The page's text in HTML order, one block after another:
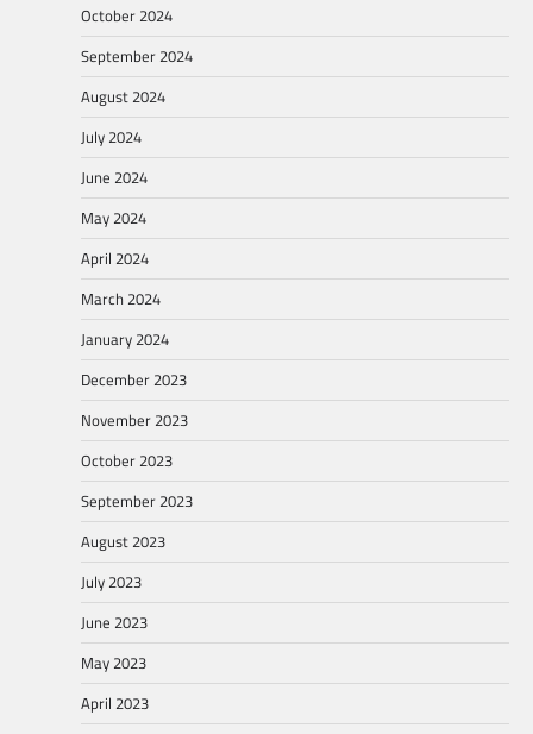
October 2024
September 2024
August 2024
July 2024
June 2024
May 2024
April 2024
March 2024
January 2024
December 2023
November 2023
October 2023
September 2023
August 2023
July 2023
June 2023
May 2023
April 2023